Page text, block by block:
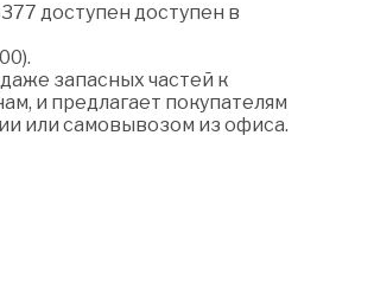
доступен доступен в
запасных частей к
и предлагает покупателям
или самовывозом из офиса.